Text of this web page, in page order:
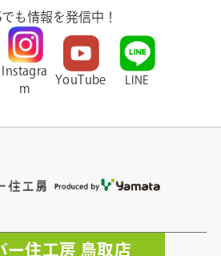
でも情報を発信中！
Instagra
m
YouTube LINE
ー住工房 鳥取店